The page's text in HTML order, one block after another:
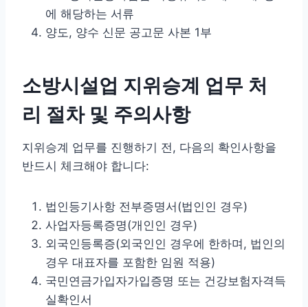
에 해당하는 서류
양도, 양수 신문 공고문 사본 1부
소방시설업 지위승계 업무 처
리 절차 및 주의사항
지위승계 업무를 진행하기 전, 다음의 확인사항을
반드시 체크해야 합니다:
법인등기사항 전부증명서(법인인 경우)
사업자등록증명(개인인 경우)
외국인등록증(외국인인 경우에 한하며, 법인의
경우 대표자를 포함한 임원 적용)
국민연금가입자가입증명 또는 건강보험자격득
실확인서